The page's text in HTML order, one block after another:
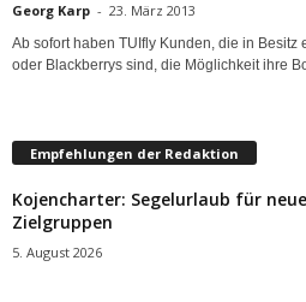
Georg Karp - 23. März 2013
Ab sofort haben TUIfly Kunden, die in Besitz
oder Blackberrys sind, die Möglichkeit ihre
Empfehlungen der Redaktion
Kojencharter: Segelurlaub für neue
Zielgruppen
5. August 2026